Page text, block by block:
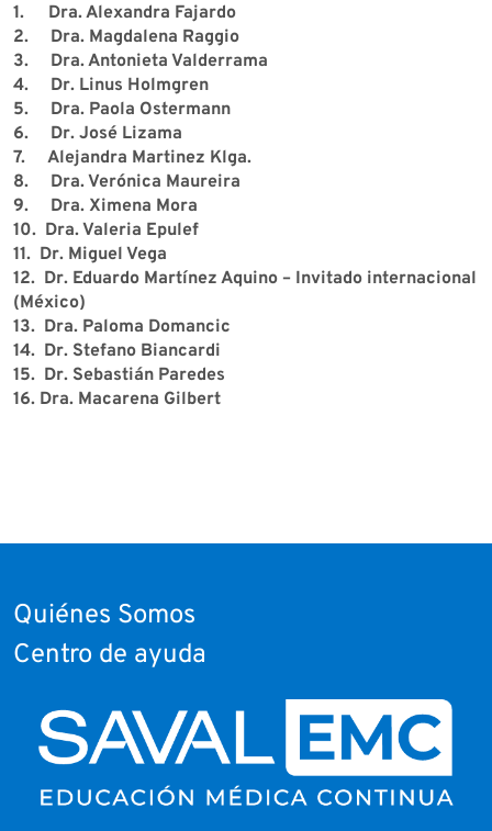
1.
Dra. Alexandra Fajardo
2. Dra. Magdalena Raggio
3. Dra. Antonieta Valderrama
4. Dr. Linus Holmgren
5. Dra. Paola Ostermann
6. Dr. José Lizama
7. Alejandra Martinez Klga.
8. Dra. Verónica Maureira
9. Dra. Ximena Mora
10. Dra. Valeria Epulef
11. Dr. Miguel Vega
12. Dr. Eduardo Martínez Aquino – Invitado internacional
(México)
13. Dra. Paloma Domancic
14. Dr. Stefano Biancardi
15. Dr. Sebastián Paredes
16. Dra. Macarena Gilbert
Quiénes Somos
Centro de ayuda